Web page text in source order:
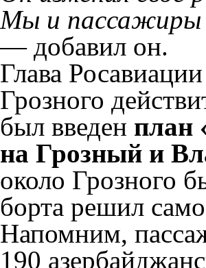
Мы и пассажиры
— добавил он.
Глава
Грозного
был введен план
на Грозный и
около Грозного
борта решил
Напомним,
190